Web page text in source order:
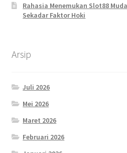
Rahasia Menemukan Slot88
Sekadar Faktor Hoki
Arsip
Juli 2026
Mei 2026
Maret 2026
Februari 2026